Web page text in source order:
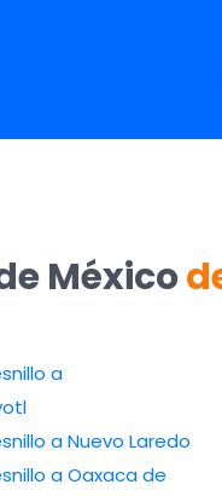
México
a
a Nuevo Laredo
a Oaxaca de